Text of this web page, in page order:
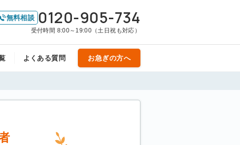
無料相談 0120-905-734
受付時間 8:00～19:00（土日祝も対応）
よくある質問 お急ぎの方へ